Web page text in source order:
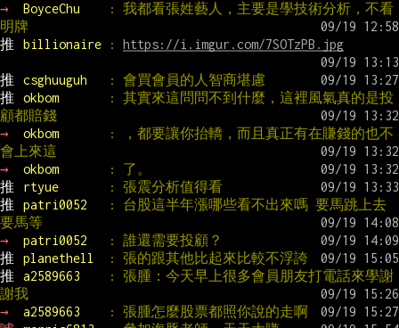
→
BoyceChu
: 我都看張姓藝人，主要是學技術分析，不看
明牌
推
billionaire : https://i.imgur.com/7SOTzPB.jpg
推 csghuuguh
: 會買會員的人智商堪慮
推
okbom
: 其實來這問問不到什麼，這裡風氣真的是投
顧都賠錢
→
okbom
: ，都要讓你抬轎，而且真正有在賺錢的也不
會上來這
→
okbom
: 了。
推
rtyue
: 張震分析值得看
推
patri0052
: 台股這半年漲哪些看不出來嗎 要馬跳上去
要馬等
→
patri0052
: 誰還需要投顧？
推
planethell
: 張的跟其他比起來比較不浮誇
推
a2589663
: 張腫：今天早上很多會員朋友打電話來學謝
謝我
→
a2589663
: 張腫怎麼股票都照你說的走啊